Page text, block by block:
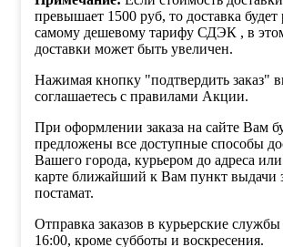
превышает 1500 руб, то доставка будет
самому дешевому тарифу СДЭК , в
доставки может быть увеличен.
Нажимая кнопку "подтвердить заказ"
соглашаетесь с правилами Акции.
При оформлении заказа на сайте Вам
предложены все доступные способы
Вашего города, курьером до адреса
карте ближайший к Вам пункт выдачи
постамат.
Отправка заказов в курьерские
16:00, кроме субботы и воскресения.